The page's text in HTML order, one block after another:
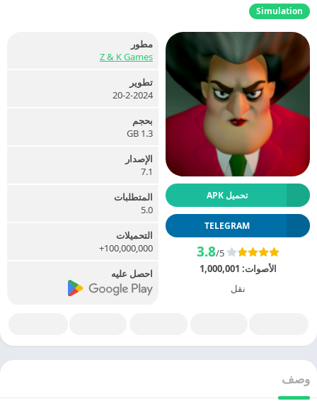
Simulation
تحميل APK
TELEGRAM
3.8/5
الأصوات: 1,000,001
نقل
مطور
Z & K Games
تطوير
20-2-2024
بحجم
1.3 GB
الإصدار
7.1
المتطلبات
5.0
التحميلات
100,000,000+
احصل عليه
وصف